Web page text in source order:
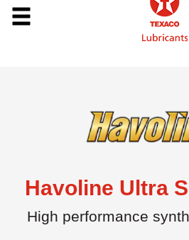
Havoline Ultra
High performance